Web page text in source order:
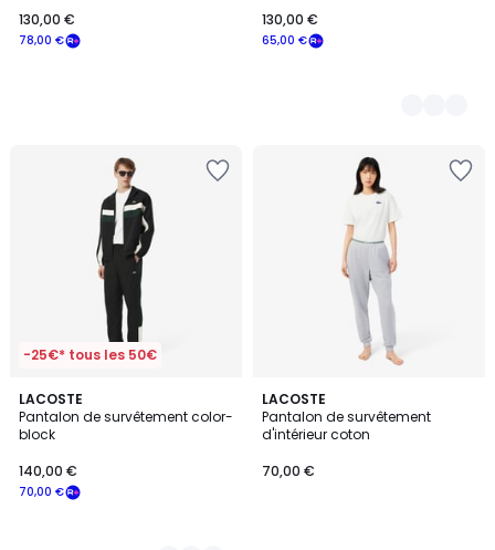
78,00 €
130,00 €
65,00 €
130,00 €
-25€* tous les 50€
LACOSTE
Pantalon de survêtement color-
block
70,00 €
140,00 €
2
Couleurs
LACOSTE
Pantalon de survêtement
d'intérieur coton
70,00 €